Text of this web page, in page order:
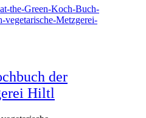
der
Hiltl